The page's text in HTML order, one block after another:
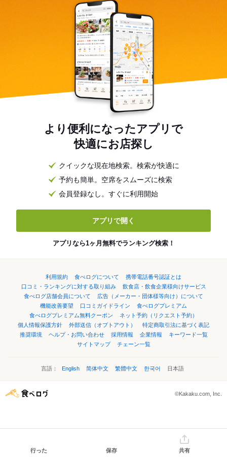
より便利になったアプリで
快適にお店探し
クイックな現在地検索。検索が快適に
予約も簡単。空席をスムーズに検索
会員登録なし。すぐに利用開始
アプリで開く
アプリなら1ヶ月無料でランキング検索！
利用規約 食べログについて
携帯電話番号認証とは
口コミ・ランキングに対する取り組み
飲食店・飲食企業様向けサービス
食べログ店舗会員について
広告（メーカー・団体様等向け）について
機能改善要望
口コミガイドライン
食べログプレミアム
食べログプレミアム無料クーポン
ネット予約（リクエスト予約）
個人情報保護方針
外部送信（オプトアウト）
特定商取引法に基づく表記
推奨環境
ヘルプ・お問い合わせ 採用情報 企業情報
キーワード一覧
サイトマップ
チェーン一覧
言語： English 简体中文 繁體中文 한국어 日本語
©Kakaku.com, Inc.
行った 保存 共有